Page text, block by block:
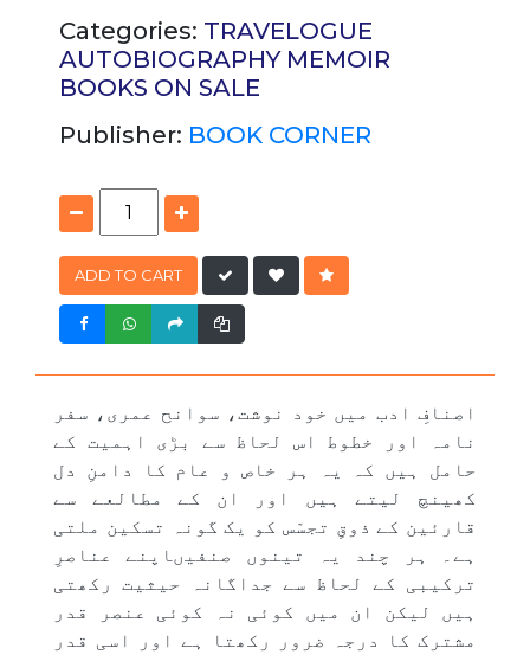
Categories: TRAVELOGUE
AUTOBIOGRAPHY MEMOIR
BOOKS ON SALE
Publisher: BOOK CORNER
ADD TO CART
اصنافِ ادب میں خود نوشت، سوانح عمری، سفر
نامہ اور خطوط اس لحاظ سے بڑی اہمیت کے
حامل ہیں کہ یہ ہر خاص و عام کا دامنِ دل
کھینچ لیتے ہیں اور ان کے مطالعے سے
قارئین کے ذوقِ تجسّس کو یک گونہ تسکین ملتی
ہے۔ ہر چند یہ تینوں صنفیںاپنے عناصرِ
ترکیبی کے لحاظ سے جداگانہ حیثیت رکھتی
ہیں لیکن ان میں کوئی نہ کوئی عنصر قدر
مشترک کا درجہ ضرور رکھتا ہے اور اسی قدر